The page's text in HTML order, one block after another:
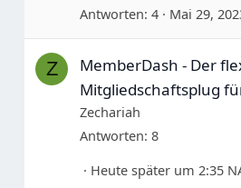
Antworten 4 Mai 29,
Z
MemberDash - Der
Mitgliedschaftsplug
Zechariah
Antworten 8
Heute später um 2:35